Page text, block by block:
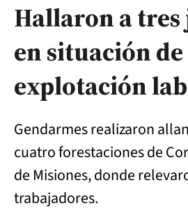
Hallaron a tres
en situación de
explotación
Gendarmes realizaron
cuatro forestaciones de
de Misiones, donde
trabajadores.